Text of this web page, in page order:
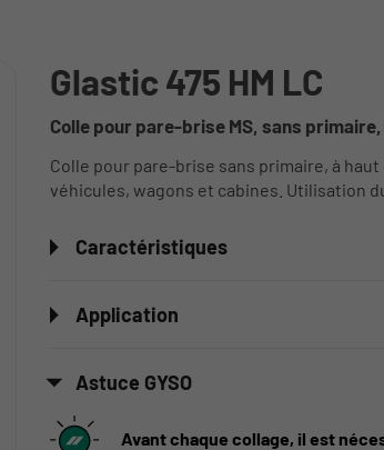
Glastic 475 HM LC
Colle pour pare-brise MS, sans
Colle pour pare-brise sans primaire, à
véhicules, wagons et cabines. Utilisation
Caractéristiques
Application
Astuce GYSO
Avant chaque collage, il est